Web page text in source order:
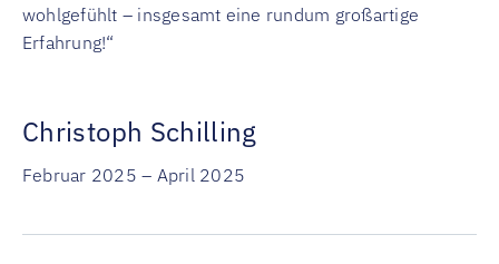
wohlgefühlt – insgesamt eine rundum großartige
Erfahrung!“
Christoph Schilling
Februar 2025 – April 2025